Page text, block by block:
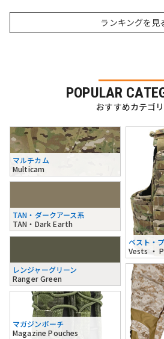
ランキングを見
POPULAR
おすすめカテゴ
マルチカム
Multicam
TAN・ダークアース系
TAN・Dark Earth
レンジャーグリーン
Ranger Green
ベスト・
Vests ・
マガジンポーチ
Magazine Pouches